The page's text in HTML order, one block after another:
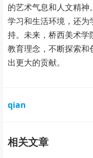
的艺术气息和人文精
学习和生活环境，还
持。未来，桥西美术学
教育理念，不断探索
出更大的贡献。
qian
相关文章